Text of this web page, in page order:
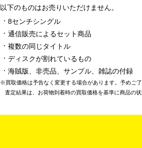
以下のものはお売りいただけません。
8センチシングル
通信販売によるセット商品
複数の同じタイトル
ディスクが割れているもの
海賊版、非売品、サンプル、雑誌の付録
買取価格は予告なく変更する場合があります。予めご了
査定結果は、お荷物到着時の買取価格を基準に商品の